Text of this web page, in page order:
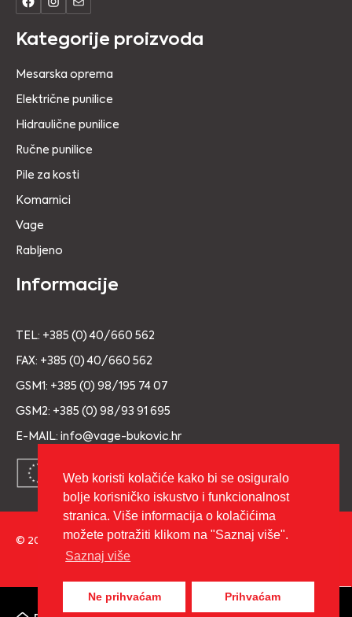
Kategorije proizvoda
Mesarska oprema
Električne punilice
Hidraulične punilice
Ručne punilice
Pile za kosti
Komarnici
Vage
Rabljeno
Informacije
TEL: +385 (0) 40/660 562
FAX: +385 (0) 40/660 562
GSM1: +385 (0) 98/195 74 07
GSM2: +385 (0) 98/93 91 695
E-MAIL: info@vage-bukovic.hr
© 2026 Copyright VAGE BUKOVIĆ d.o.o. Sva prava pridržana.
Izrada:
Web koristi kolačiće kako bi se osiguralo
bolje korisničko iskustvo i funkcionalnost
stranica. Više informacija o kolačićima
možete potražiti klikom na "Saznaj više".
Saznaj više
Ne prihvaćam Prihvaćam